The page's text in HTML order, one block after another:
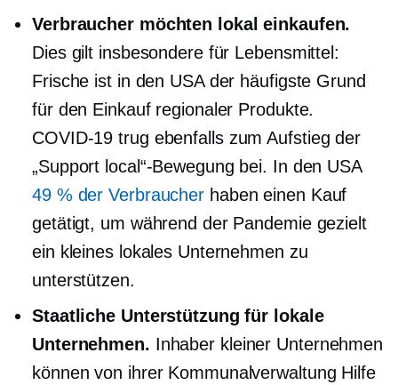
Verbraucher möchten lokal einkaufen.
Dies gilt insbesondere für Lebensmittel:
Frische ist in den USA der häufigste Grund
für den Einkauf regionaler Produkte.
COVID-19 trug ebenfalls zum Aufstieg der
„Support local“-Bewegung bei. In den USA
49 % der Verbraucher haben einen Kauf
getätigt, um während der Pandemie gezielt
ein kleines lokales Unternehmen zu
unterstützen.
Staatliche Unterstützung für lokale
Unternehmen. Inhaber kleiner Unternehmen
können von ihrer Kommunalverwaltung Hilfe